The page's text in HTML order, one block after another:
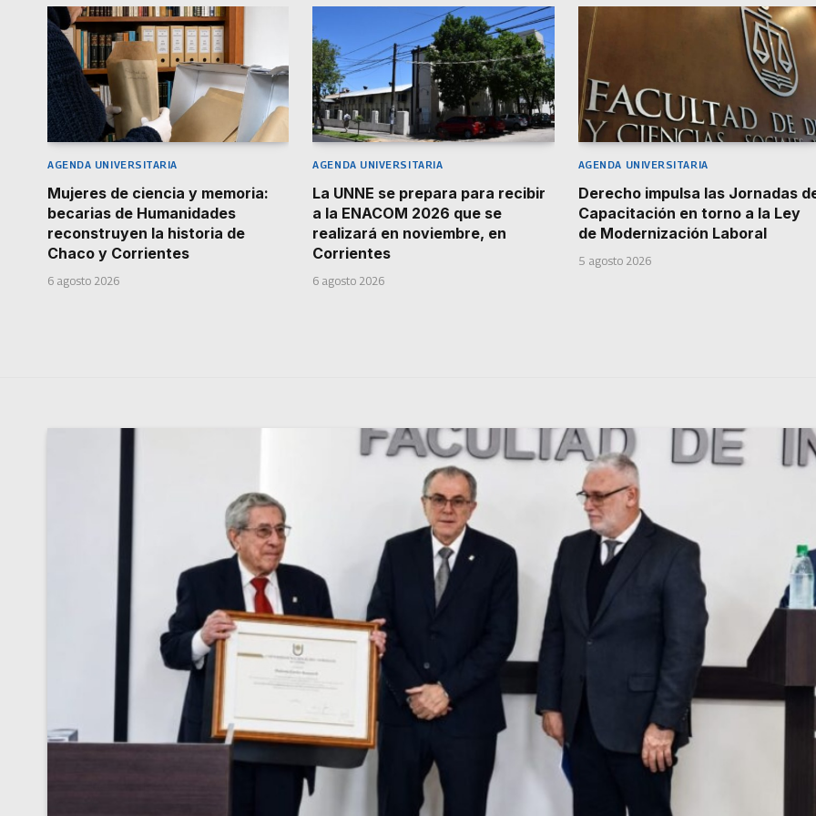
AGENDA UNIVERSITARIA
Mujeres de ciencia y memoria:
becarias de Humanidades
reconstruyen la historia de
Chaco y Corrientes
6 agosto 2026
AGENDA UNIVERSITARIA
La UNNE se prepara para recibir
a la ENACOM 2026 que se
realizará en noviembre, en
Corrientes
6 agosto 2026
AGENDA UNIVERSITARIA
Derecho impulsa las Jornadas
Capacitación en torno a la Ley
de Modernización Laboral
5 agosto 2026